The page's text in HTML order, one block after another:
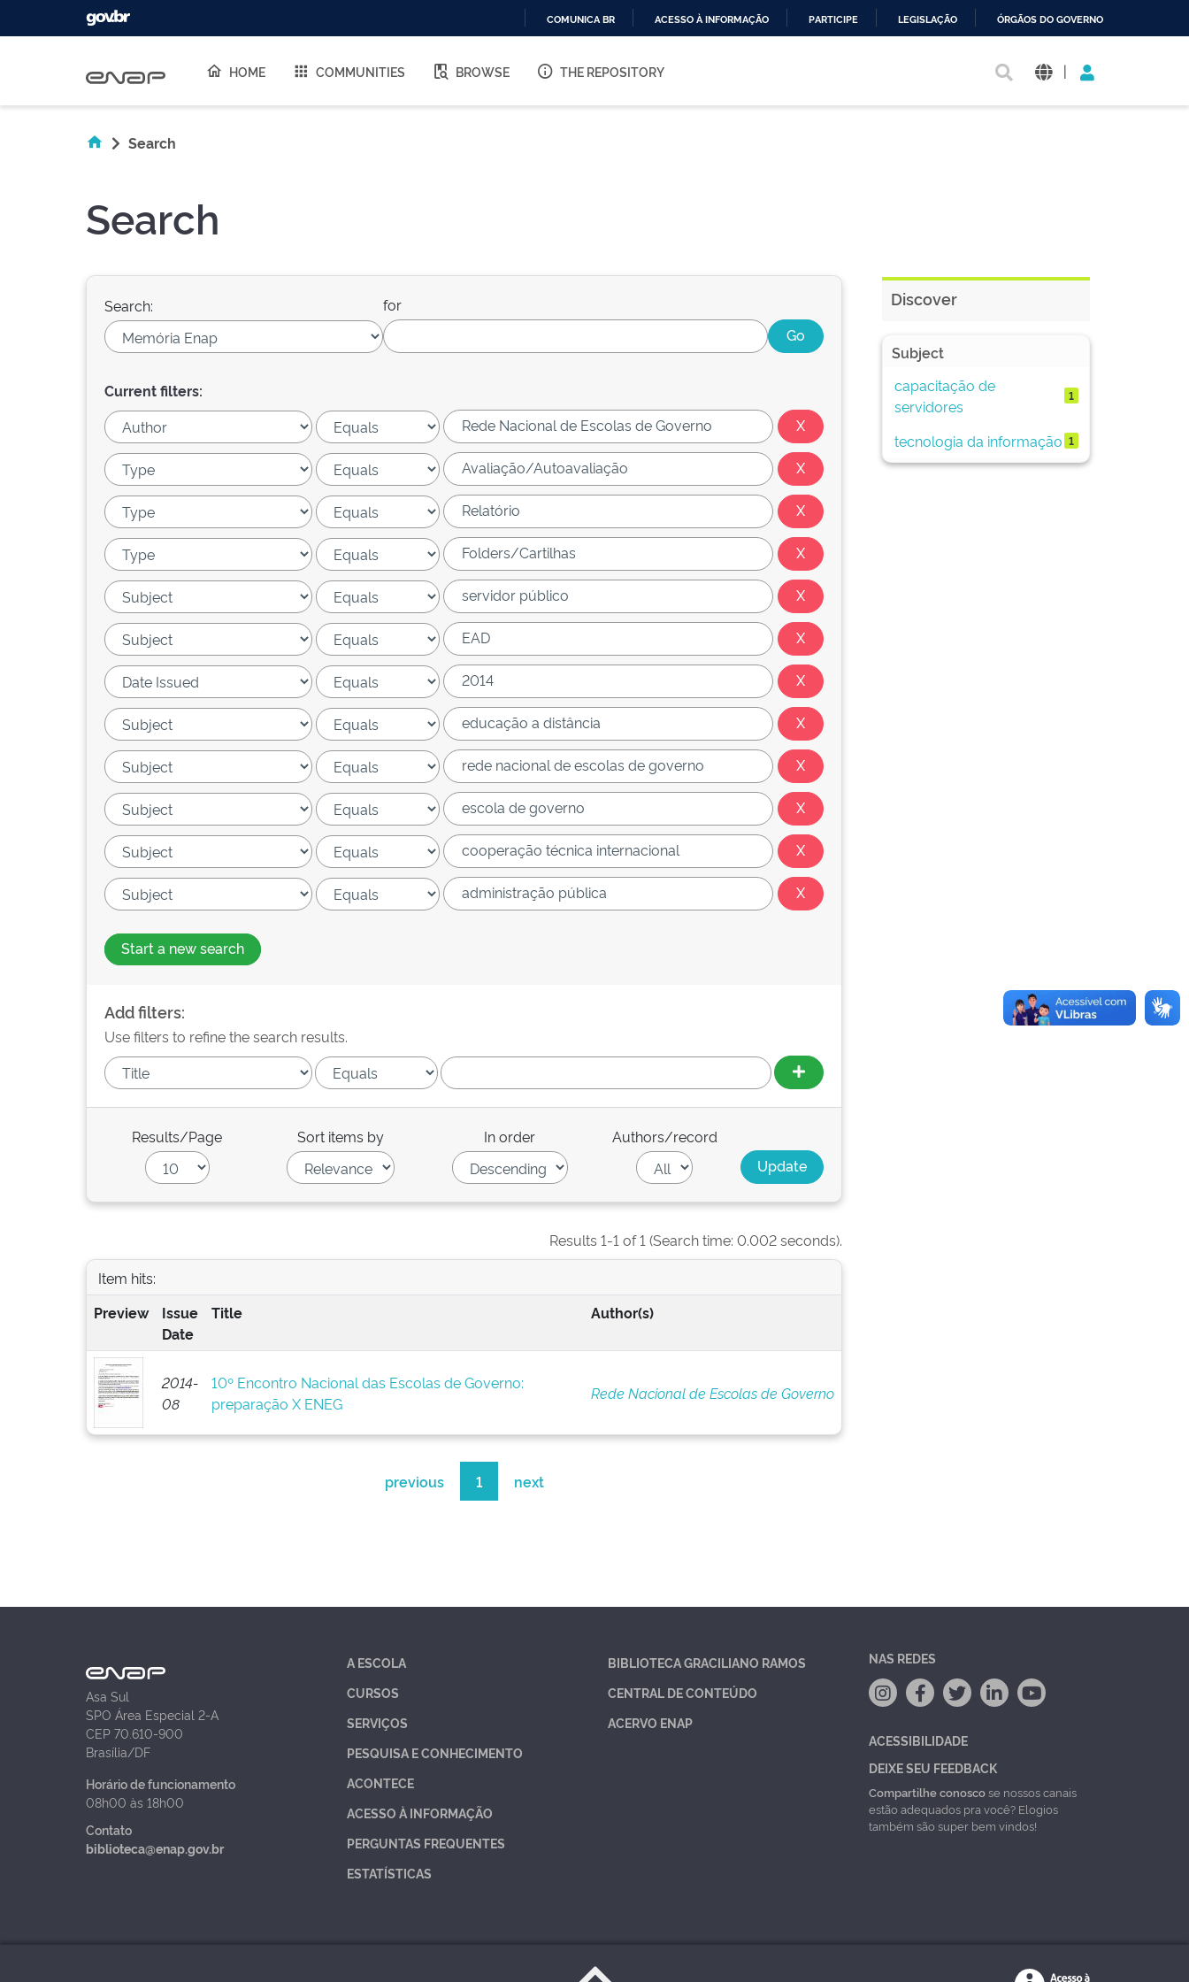
O
COMUNICA BR ACESSO À INFORMAÇÃO PARTICIPE LEGISLAÇÃO ÓRGÃOS DO GOVERNO
HOME COMMUNITIES BROWSE THE REPOSITORY |
Search
Search
Search: for
Current filters:
Start a new search
Add filters:
Use filters to refine the search results.
Results/Page Sort items by In order Authors/record
Results 1-1 of 1 (Search time: 0.002 seconds).
Item hits:
Preview
Issue
Date
Title Author(s)
2014-
08
10º Encontro Nacional das Escolas de Governo:
preparação X ENEG
Rede Nacional de Escolas de Governo
previous 1 next
Discover
Subject
capacitação de
servidores
1
tecnologia da informação 1
Asa Sul
SPO Área Especial 2-A
CEP 70.610-900
Brasília/DF
Horário de funcionamento
08h00 às 18h00
Contato
biblioteca@enap.gov.br
A ESCOLA
CURSOS
SERVIÇOS
PESQUISA E CONHECIMENTO
ACONTECE
ACESSO À INFORMAÇÃO
PERGUNTAS FREQUENTES
ESTATÍSTICAS
BIBLIOTECA GRACILIANO RAMOS
CENTRAL DE CONTEÚDO
ACERVO ENAP
NAS REDES
ACESSIBILIDADE
DEIXE SEU FEEDBACK
Compartilhe conoscose nossos canais
estão adequados pra você? Elogios
também são super bem vindos!